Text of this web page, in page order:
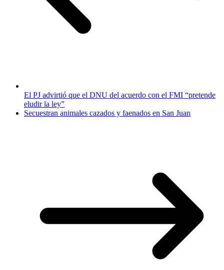
El PJ advirtió que el DNU del acuerdo con el FMI “pretende
eludir la ley”
Secuestran animales cazados y faenados en San Juan